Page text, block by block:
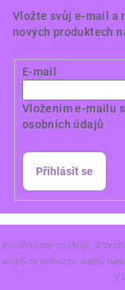
Používáme cookies,
analýze provozu webu
Vložte svůj e-mail a
nových produktech
E-mail
Vložením e-mailu
osobních údajů
Přihlásit se